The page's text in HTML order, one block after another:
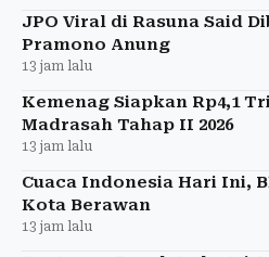
JPO Viral di Rasuna Said
Pramono Anung
13 jam lalu
Kemenag Siapkan Rp4,1
Madrasah Tahap II 2026
13 jam lalu
Cuaca Indonesia Hari Ini,
Kota Berawan
13 jam lalu